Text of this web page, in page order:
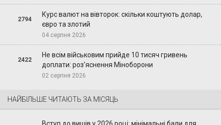
2794
Курс валют на вівторок: скільки коштують долар,
євро та злотий
04 серпня 2026
2422
Не всім військовим прийде 10 тисяч гривень
доплати: роз’яснення Міноборони
02 серпня 2026
НАЙБІЛЬШЕ ЧИТАЮТЬ ЗА МІСЯЦЬ
Вступ до вишів у 2026 році: мінімальні бали для